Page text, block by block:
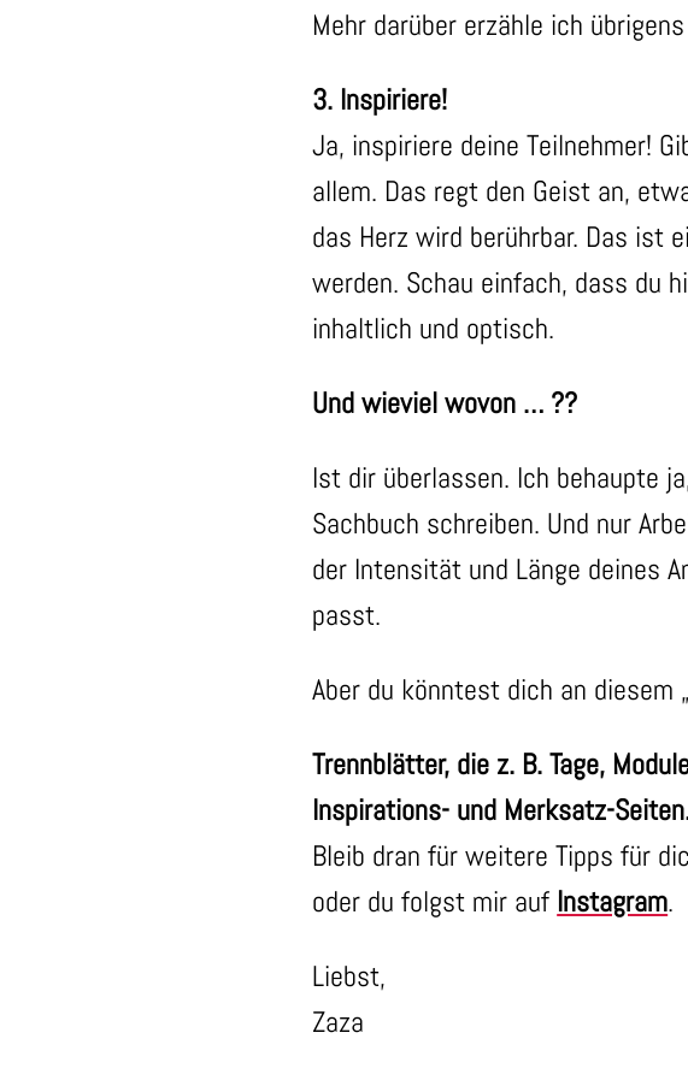
Mehr darüber erzähle ich
3. Inspiriere!
Ja, inspiriere deine Teilnehmer!
allem. Das regt den Geist an,
das Herz wird berührbar. Das ist
werden. Schau einfach, dass du
inhaltlich und optisch.
Und wieviel wovon … ??
Ist dir überlassen. Ich behaupte
Sachbuch schreiben. Und nur
der Intensität und Länge deines
passt.
Aber du könntest dich an diesem
Trennblätter, die z. B. Tage,
Inspirations- und Merksatz-
Bleib dran für weitere Tipps für
oder du folgst mir auf Instagram.
Liebst,
Zaza